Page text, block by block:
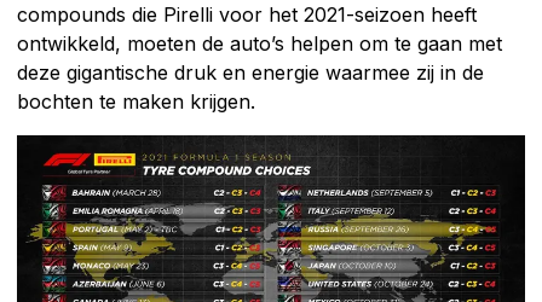
compounds die Pirelli voor het 2021-seizoen heeft
ontwikkeld, moeten de auto’s helpen om te gaan met
deze gigantische druk en energie waarmee zij in de
bochten te maken krijgen.